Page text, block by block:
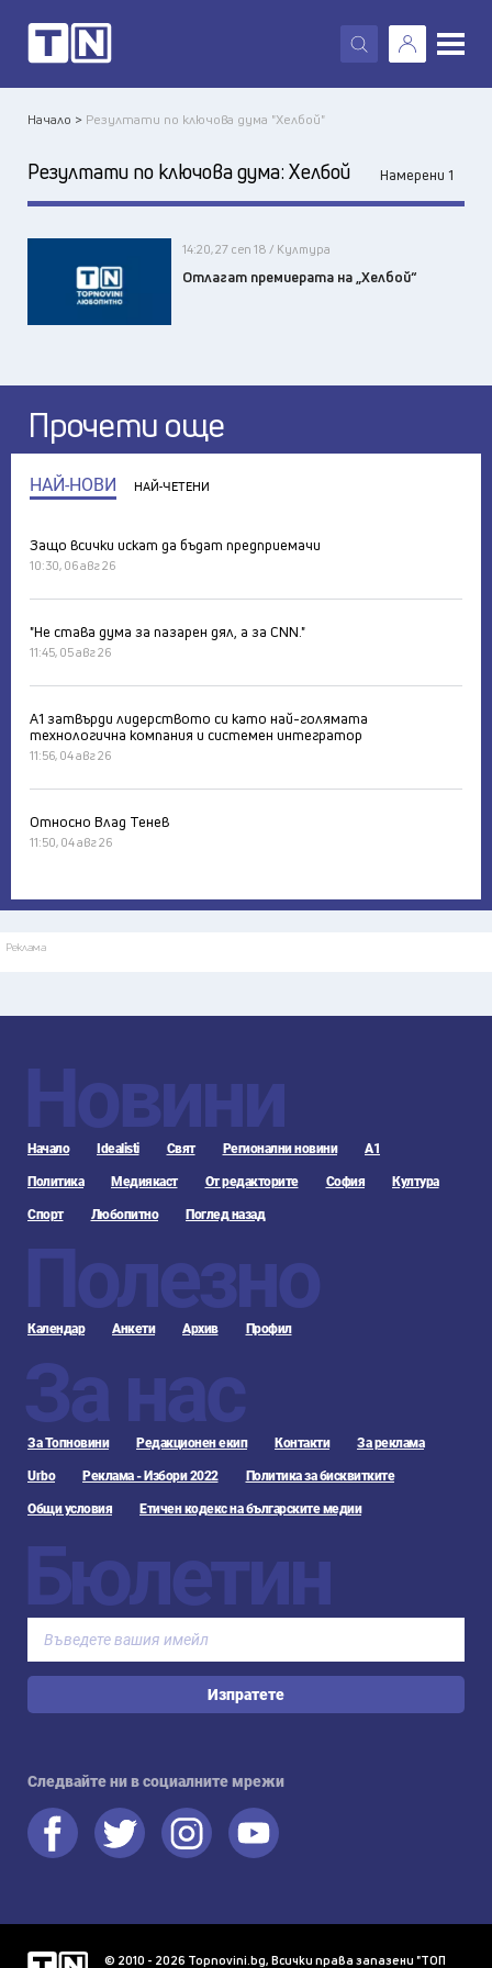
X
Начало > Резултати по ключова дума "Хелбой"
Резултати по ключова дума: Хелбой Намерени 1
14:20, 27 сеп 18 / Култура
Отлагат премиерата на „Хелбой“
Прочети още
НАЙ-НОВИ НАЙ-ЧЕТЕНИ
Защо всички искат да бъдат предприемачи
10:30, 06 авг 26
"Не става дума за пазарен дял, а за CNN."
11:45, 05 авг 26
А1 затвърди лидерството си като най-голямата
технологична компания и системен интегратор
11:56, 04 авг 26
Относно Влад Тенев
11:50, 04 авг 26
Реклама
Новини
Начало Idealisti Свят Регионални новини А1
Политика Медиякаст От редакторите София Култура
Спорт Любопитно Поглед назад
Полезно
Календар Анкети Архив Профил
За нас
За Топновини Редакционен екип Контакти За реклама
Urbo Реклама - Избори 2022 Политика за бисквитките
Общи условия Етичен кодекс на българските медии
Бюлетин
Изпратете
Следвайте ни в социалните мрежи
© 2010 - 2026 Topnovini.bg, Всички права запазени "ТОП